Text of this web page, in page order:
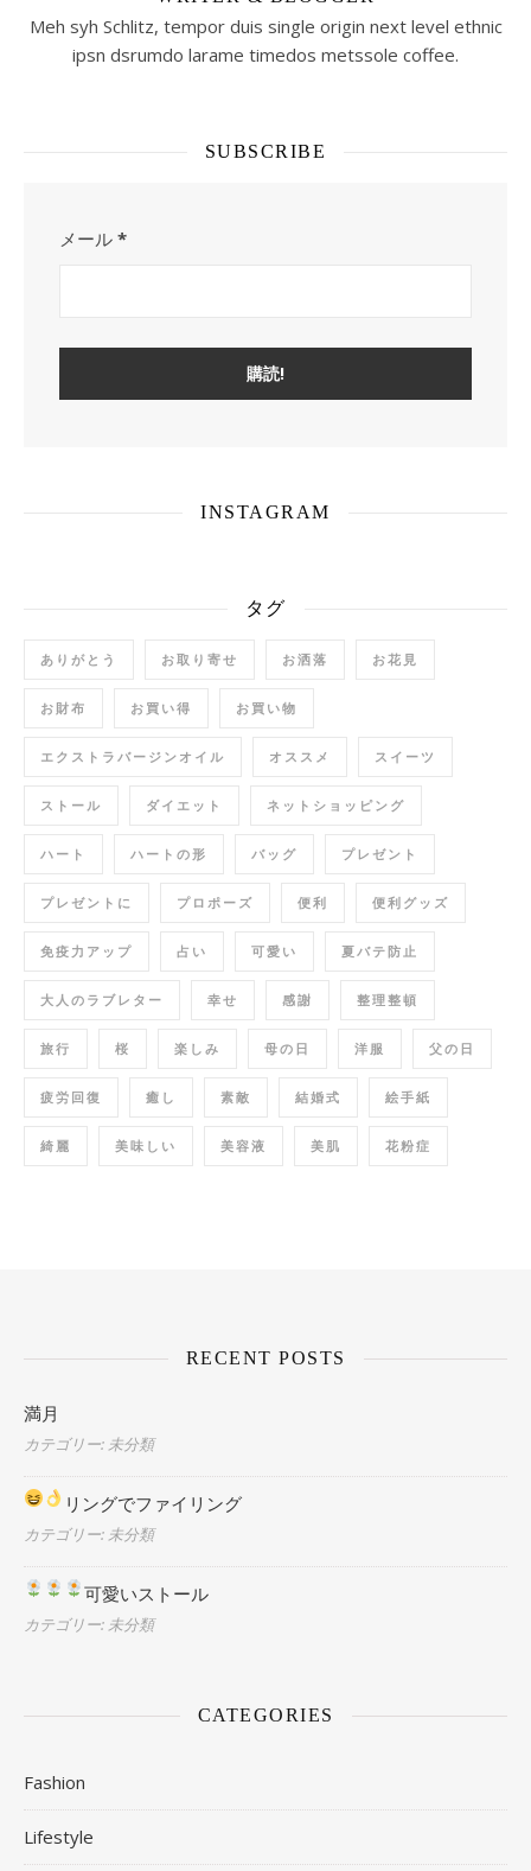
Meh syh Schlitz, tempor duis single origin next level ethnic
ipsn dsrumdo larame timedos metssole coffee.
SUBSCRIBE
メール *
INSTAGRAM
タグ
ありがとう お取り寄せ お洒落 お花見
お財布 お買い得 お買い物
エクストラバージンオイル オススメ スイーツ
ストール ダイエット ネットショッピング
ハート ハートの形 バッグ プレゼント
プレゼントに プロポーズ 便利 便利グッズ
免疫力アップ 占い 可愛い 夏バテ防止
大人のラブレター 幸せ 感謝 整理整頓
旅行 桜 楽しみ 母の日 洋服 父の日
疲労回復 癒し 素敵 結婚式 絵手紙
綺麗 美味しい 美容液 美肌 花粉症
RECENT POSTS
満月
カテゴリー: 未分類
リングでファイリング
カテゴリー: 未分類
可愛いストール
カテゴリー: 未分類
CATEGORIES
Fashion
Lifestyle